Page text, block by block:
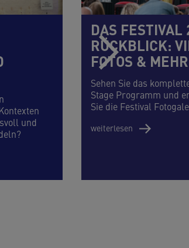
und
DAS FESTIVAL
RÜCKBLICK:
FOTOS & MEHR
Sehen Sie das
Stage Programm und
Sie die Festival
weiterlesen